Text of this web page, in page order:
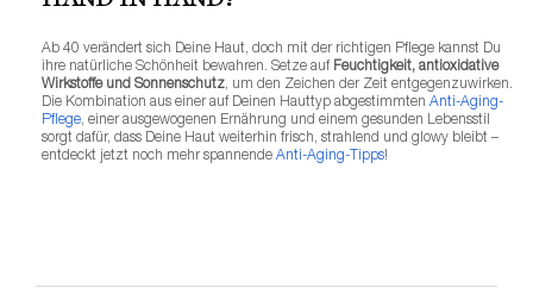
Ab 40 verändert sich Deine Haut, doch mit der richtigen Pflege kannst Du
ihre natürliche Schönheit bewahren. Setze auf Feuchtigkeit, antioxidative
Wirkstoffe und Sonnenschutz , um den Zeichen der Zeit entgegenzuwirken.
Die Kombination aus einer auf Deinen Hauttyp abgestimmten Anti-Aging-
Pflege , einer ausgewogenen Ernährung und einem gesunden Lebensstil
sorgt dafür, dass Deine Haut weiterhin frisch, strahlend und glowy bleibt –
entdeckt jetzt noch mehr spannende Anti-Aging-Tipps!